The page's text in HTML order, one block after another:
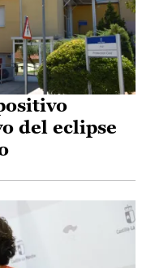
del eclipse